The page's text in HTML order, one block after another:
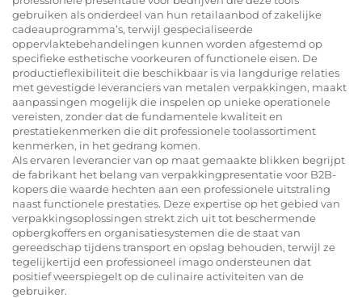
gebruiken als onderdeel van hun retailaanbod of zakelijke
cadeauprogramma’s, terwijl gespecialiseerde
oppervlaktebehandelingen kunnen worden afgestemd op
specifieke esthetische voorkeuren of functionele eisen. De
productieflexibiliteit die beschikbaar is via langdurige relaties
met gevestigde leveranciers van metalen verpakkingen, maakt
aanpassingen mogelijk die inspelen op unieke operationele
vereisten, zonder dat de fundamentele kwaliteit en
prestatiekenmerken die dit professionele toolassortiment
kenmerken, in het gedrang komen.
Als ervaren leverancier van op maat gemaakte blikken begrijpt
de fabrikant het belang van verpakkingpresentatie voor B2B-
kopers die waarde hechten aan een professionele uitstraling
naast functionele prestaties. Deze expertise op het gebied van
verpakkingsoplossingen strekt zich uit tot beschermende
opbergkoffers en organisatiesystemen die de staat van
gereedschap tijdens transport en opslag behouden, terwijl ze
tegelijkertijd een professioneel imago ondersteunen dat
positief weerspiegelt op de culinaire activiteiten van de
gebruiker.